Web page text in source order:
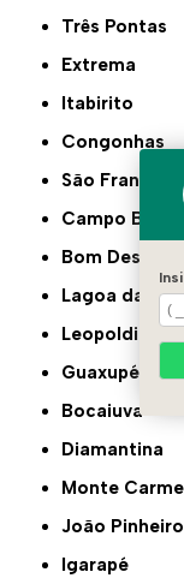
Três Pontas
Extrema
Itabirito
Congonhas
São
Campo Belo
Bom
Lagoa da
Leopoldina
Guaxupé
Bocaiuva
Diamantina
Monte
João Pinheiro
Igarapé